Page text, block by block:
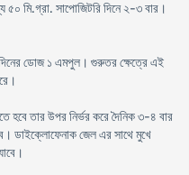
মি.গ্রা. সাপোজিটরি দিনে ২-৩ বার।
ডোজ ১ এমপুল। গুরুতর ক্ষেত্রে এই
হবে তার উপর নির্ভর করে দৈনিক ৩-৪ বার
ডাইক্লোফেনাক জেল এর সাথে মুখে